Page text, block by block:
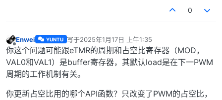
0
离线
Enwei YUNTU 写于2025年1月17日 上午1:35
最后由 编辑
你这个问题可能跟eTMR的周期和占空比寄存器（MOD，
VAL0和VAL1）是buffer寄存器，其默认load是在下一PWM
周期的工作机制有关。
你更新占空比用的哪个API函数？只改变了PWM的占空比，